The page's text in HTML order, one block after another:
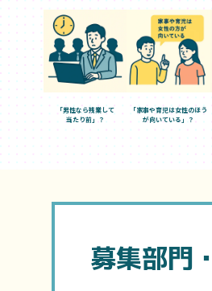
「男性なら残業して
当たり前」？
「家事や育児は女性のほう
が向いている」？
募集部門